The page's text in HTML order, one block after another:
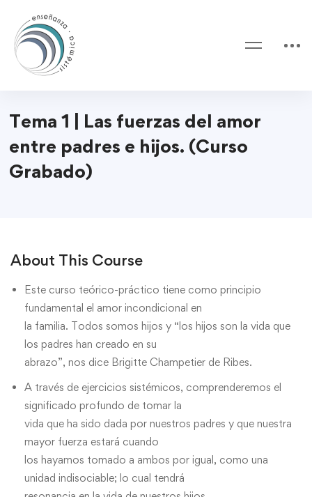
Tema 1 | Las fuerzas del amor
entre padres e hijos. (Curso
Grabado)
About This Course
Este curso teórico-práctico tiene como principio
fundamental el amor incondicional en
la familia. Todos somos hijos y “los hijos son la vida que
los padres han creado en su
abrazo”, nos dice Brigitte Champetier de Ribes.
A través de ejercicios sistémicos, comprenderemos el
significado profundo de tomar la
vida que ha sido dada por nuestros padres y que nuestra
mayor fuerza estará cuando
los hayamos tomado a ambos por igual, como una
unidad indisociable; lo cual tendrá